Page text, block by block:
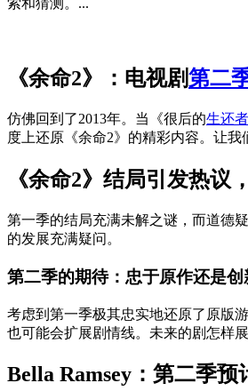
索和猜测。...
《余命2》：电视剧第二
仿佛回到了2013年。当《很后的生还者
度上还原《余命2》的精彩内容。让
《余命2》结局引发热议
第一季的结局充满未解之谜，而道德
的发展充满疑问。
第二季的期待：忠于原作还是创
考虑到第一季极其忠实地还原了原版
也可能会扩展剧情线。未来的剧怎样
Bella Ramsey：第二季预